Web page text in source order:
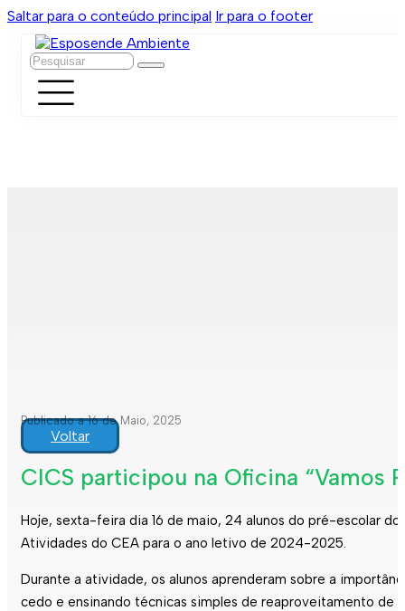
Saltar para o conteúdo principal Ir para o footer
Pesquisar
Publicado a 16 de Maio, 2025
Voltar
CICS participou na Oficina “Vamos
Hoje, sexta-feira dia 16 de maio, 24 alunos do pré-escolar
Atividades do CEA para o ano letivo de 2024-2025.
Durante a atividade, os alunos aprenderam sobre a
cedo e ensinando técnicas simples de reaproveitamento de